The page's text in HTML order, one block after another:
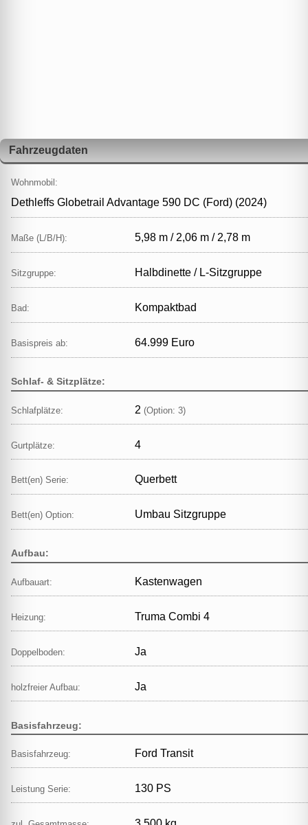
Fahrzeugdaten
Wohnmobil:
Dethleffs Globetrail Advantage 590 DC (Ford) (2024)
Maße (L/B/H): 5,98 m / 2,06 m / 2,78 m
Sitzgruppe: Halbdinette / L‑Sitzgruppe
Bad: Kompaktbad
Basispreis ab: 64.999 Euro
Schlaf- & Sitzplätze:
Schlafplätze: 2 (Option: 3)
Gurtplätze: 4
Bett(en) Serie: Querbett
Bett(en) Option: Umbau Sitzgruppe
Aufbau:
Aufbauart: Kastenwagen
Heizung: Truma Combi 4
Doppelboden: Ja
holzfreier Aufbau: Ja
Basisfahrzeug:
Basisfahrzeug: Ford Transit
Leistung Serie: 130 PS